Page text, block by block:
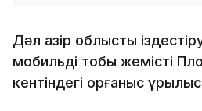
Дәл қазір облыстық
мобильді тобы жемісті
кентіндегі қорғаныс